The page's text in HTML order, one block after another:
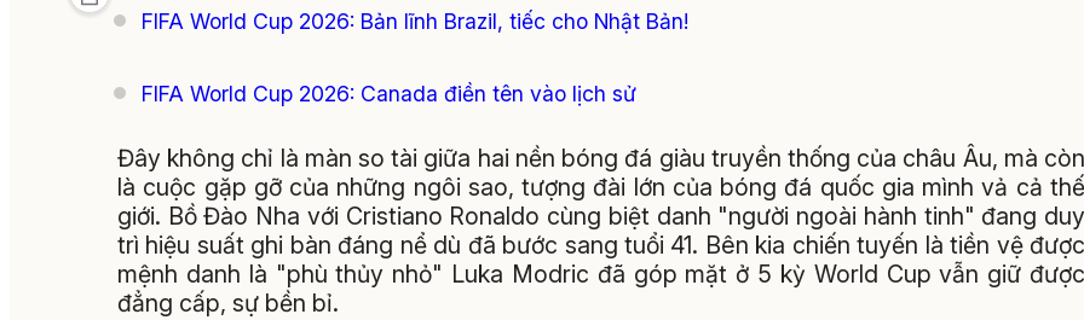
FIFA World Cup 2026: Bản lĩnh Brazil, tiếc cho Nhật Bản!
FIFA World Cup 2026: Canada điền tên vào lịch sử
Đây không chỉ là màn so tài giữa hai nền bóng đá giàu truyền thống của châu Âu, mà còn
là cuộc gặp gỡ của những ngôi sao, tượng đài lớn của bóng đá quốc gia mình vả cả thế
giới. Bồ Đào Nha với Cristiano Ronaldo cùng biệt danh "người ngoài hành tinh" đang duy
trì hiệu suất ghi bàn đáng nể dù đã bước sang tuổi 41. Bên kia chiến tuyến là tiền vệ được
mệnh danh là "phù thủy nhỏ" Luka Modric đã góp mặt ở 5 kỳ World Cup vẫn giữ được
đẳng cấp, sự bền bỉ.